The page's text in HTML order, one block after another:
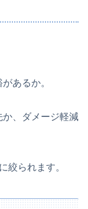
あるか。
、ダメージ軽減
絞られます。